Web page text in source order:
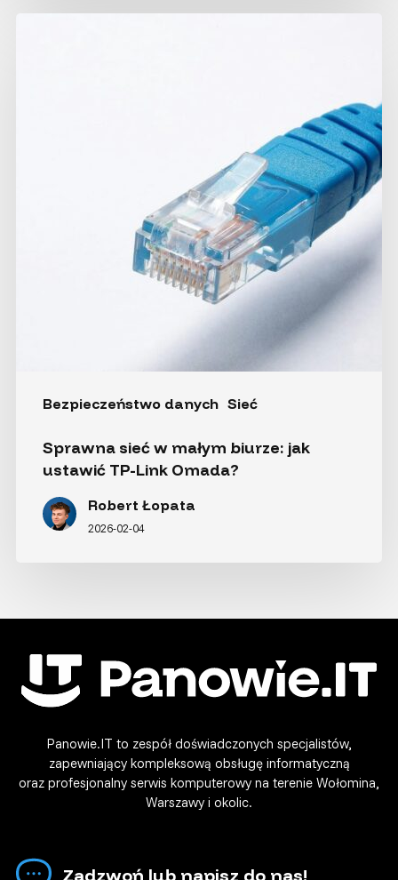
Bezpieczeństwo danych Sieć
Sprawna sieć w małym biurze: jak
ustawić TP-Link Omada?
Robert Łopata
2026-02-04
Panowie.IT to zespół doświadczonych specjalistów,
zapewniający kompleksową obsługę informatyczną
oraz profesjonalny serwis komputerowy na terenie Wołomina,
Warszawy i okolic.
Zadzwoń lub napisz do nas!